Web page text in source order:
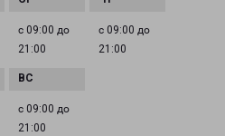
с 09:00 до
21:00
с 09:00 до
21:00
с 09:00 до
21:00